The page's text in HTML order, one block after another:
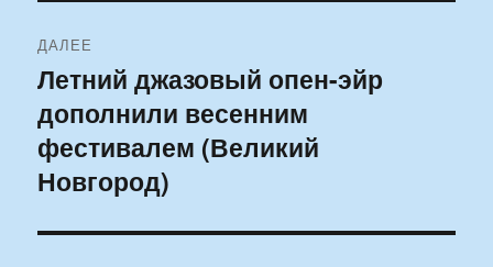
ДАЛЕЕ
Следующая
запись:
Летний джазовый опен-эйр
дополнили весенним
фестивалем (Великий
Новгород)